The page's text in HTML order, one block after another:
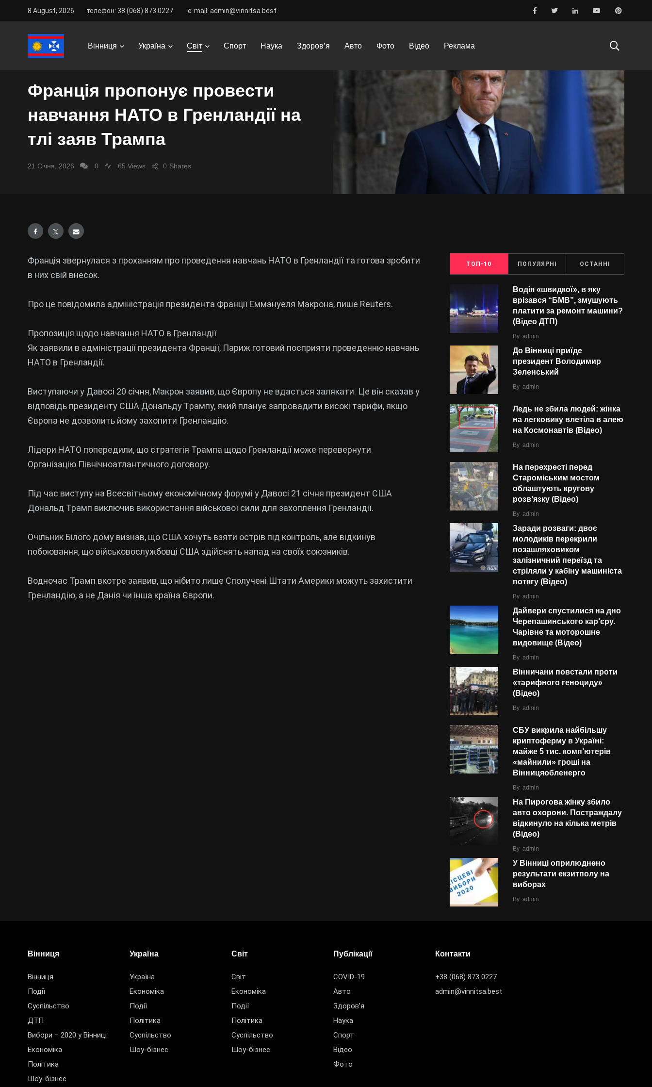
8 August, 2026 телефон: 38 (068) 873 0227 e-mail: admin@vinnitsa.best
Вінниця Україна Світ Спорт Наука Здоров’я Авто Фото Відео Реклама
Vinnitsa Best News / Світ / Франція пропонує провести навчання НАТО в Гренландії на тлі заяв Трампа
СВІТ
Франція пропонує провести
навчання НАТО в Гренландії на
тлі заяв Трампа
21 Січня, 2026 0 65 Views Shares
0
Франція звернулася з проханням про проведення навчань НАТО в Гренландії та готова зробити
в них свій внесок.
Про це повідомила адміністрація президента Франції Еммануеля Макрона, пише Reuters.
Пропозиція щодо навчання НАТО в Гренландії
Як заявили в адміністрації президента Франції, Париж готовий посприяти проведенню навчань
НАТО в Гренландії.
Виступаючи у Давосі 20 січня, Макрон заявив, що Європу не вдасться залякати. Це він сказав у
відповідь президенту США Дональду Трампу, який планує запровадити високі тарифи, якщо
Європа не дозволить йому захопити Гренландію.
Лідери НАТО попередили, що стратегія Трампа щодо Гренландії може перевернути
Організацію Північноатлантичного договору.
Під час виступу на Всесвітньому економічному форумі у Давосі 21 січня президент США
Дональд Трамп виключив використання військової сили для захоплення Гренландії.
Очільник Білого дому визнав, що США хочуть взяти острів під контроль, але відкинув
побоювання, що військовослужбовці США здійснять напад на своїх союзників.
Водночас Трамп вкотре заявив, що нібито лише Сполучені Штати Америки можуть захистити
Гренландію, а не Данія чи інша країна Європи.
ТОП-10 ПОПУЛЯРНІ ОСТАННІ
Водія «швидкої», в яку
врізався “БMВ”, змушують
платити за ремонт машини?
(Відео ДТП)
By admin
До Вінниці приїде
президент Володимир
Зеленський
By admin
Ледь не збила людей: жінка
на легковику влетіла в алею
на Космонавтів (Відео)
By admin
На перехресті перед
Староміським мостом
облаштують кругову
розв’язку (Відео)
By admin
Заради розваги: двоє
молодиків перекрили
позашляховиком
залізничний переїзд та
стріляли у кабіну машиніста
потягу (Відео)
By admin
Дайвери спустилися на дно
Черепашинського кар’єру.
Чарівне та моторошне
видовище (Відео)
By admin
Вінничани повстали проти
«тарифного геноциду»
(Відео)
By admin
СБУ викрила найбільшу
криптоферму в Україні:
майже 5 тис. комп’ютерів
«майнили» гроші на
Вінницяобленерго
By admin
На Пирогова жінку збило
авто охорони. Постраждалу
відкинуло на кілька метрів
(Відео)
By admin
У Вінниці оприлюднено
результати екзитполу на
виборах
By admin
Вінниця
Вінниця
Події
Суспільство
ДТП
Вибори – 2020 у Вінниці
Економіка
Політика
Шоу-бізнес
Україна
Україна
Економіка
Події
Політика
Суспільство
Шоу-бізнес
Світ
Світ
Економіка
Події
Політика
Суспільство
Шоу-бізнес
Публікації
COVID-19
Авто
Здоров’я
Наука
Спорт
Відео
Фото
Контакти
+38 (068) 873 0227
admin@vinnitsa.best